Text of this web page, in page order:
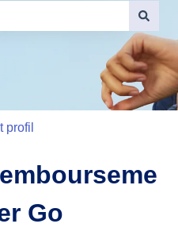
le champ de recherche
profil
Go